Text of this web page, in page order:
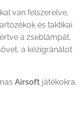
van felszerelve,
és taktikai
a zseblámpát,
a kézigránátot
Airsoft játékokra.